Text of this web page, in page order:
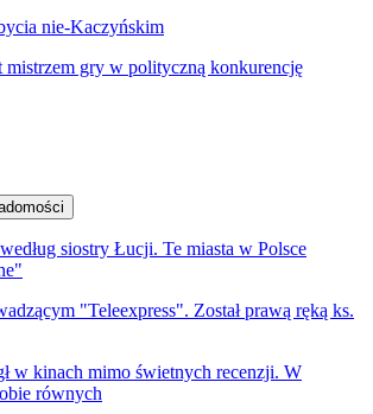
nie-Kaczyńskim
mistrzem gry w polityczną konkurencję
siostry Łucji. Te miasta w Polsce
"Teleexpress". Został prawą ręką ks.
w kinach mimo świetnych recenzji. W
równych